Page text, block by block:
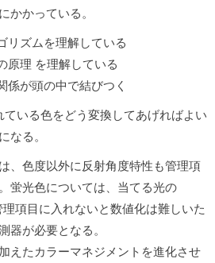
かかっている。
リズムを理解している
原理 を理解している
係が頭の中で結びつく
いる色をどう変換してあげればよい
なる。
、色度以外に反射角度特性も管理項
蛍光色については、当てる光の
項目に入れないと数値化は難しいた
器が必要となる。
えたカラーマネジメントを進化させ